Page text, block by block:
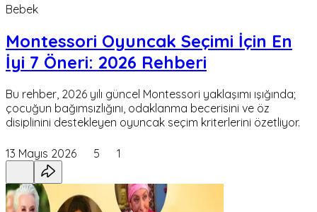
Bebek
Montessori Oyuncak Seçimi İçin En
İyi 7 Öneri: 2026 Rehberi
Bu rehber, 2026 yılı güncel Montessori yaklaşımı ışığında;
çocuğun bağımsızlığını, odaklanma becerisini ve öz
disiplinini destekleyen oyuncak seçim kriterlerini özetliyor.
13 Mayıs 2026 5 1